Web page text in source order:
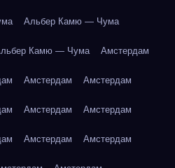
Альбер Камю — Чума
Камю — Чума Амстердам
Амстердам Амстердам
Амстердам Амстердам
Амстердам Амстердам